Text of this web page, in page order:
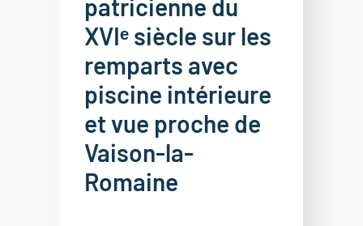
patricienne du
XVIᵉ siècle sur les
remparts avec
piscine intérieure
et vue proche de
Vaison-la-
Romaine